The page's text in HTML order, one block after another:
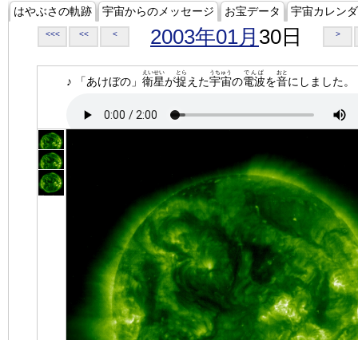
はやぶさの軌跡 宇宙からのメッセージ お宝データ 宇宙カレン
<<< << < 2003年01月 30日 >
♪ 「あけぼの」 衛星
えいせい
が捉
とら
えた宇宙
うちゅう
の電波
でんぱ
を音
おと
にしました。